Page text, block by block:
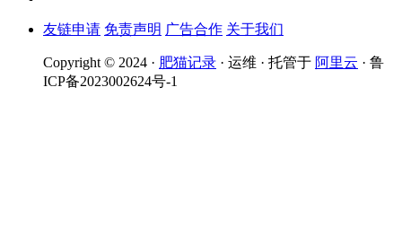
友链申请 免责声明 广告合作 关于我们
Copyright © 2024 · 肥猫记录 · 运维 · 托管于 阿里云 · 鲁
ICP备2023002624号-1